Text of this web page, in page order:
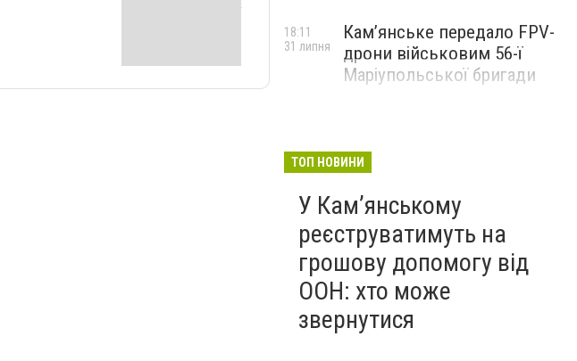
Кам’янське передало FPV-
дрони військовим 56-ї
Маріупольської бригади
18:11
31 липня
ТОП НОВИНИ
У Кам’янському
реєструватимуть на
грошову допомогу від
ООН: хто може
звернутися